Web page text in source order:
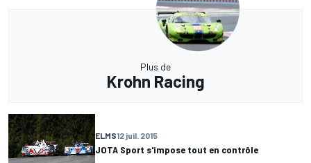
Plus de
Krohn Racing
ELMS12 juil. 2015
JOTA Sport s'impose tout en contrôle